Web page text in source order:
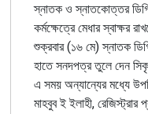
স্নাতক ও স্নাতকোত্তর
কর্মক্ষেত্রে মেধার স্বাক্ষর
শুক্রবার (১৬ মে) স্নাতক
হাতে সনদপত্র তুলে দেন
এ সময় অন্যান্যের মধ্যে
মাহবুব ই ইলাহী,